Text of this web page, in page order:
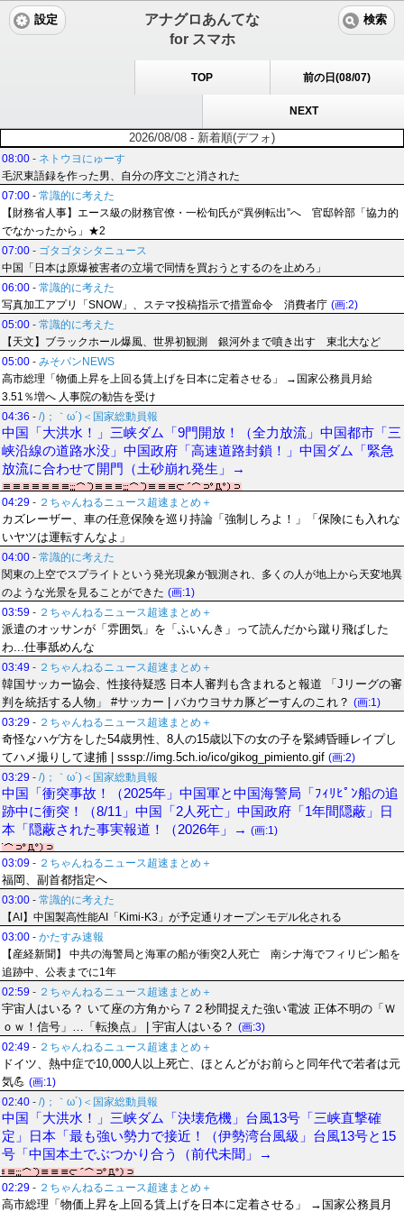
アナグロあんてな
for スマホ
設定 検索
TOP 前の日(08/07)
NEXT
2026/08/08 - 新着順(デフォ)
08:00 - ネトウヨにゅーす
毛沢東語録を作った男、自分の序文ごと消された
07:00 - 常識的に考えた
【財務省人事】エース級の財務官僚・一松旬氏が“異例転出”へ 官邸幹部「協力的
でなかったから」★2
07:00 - ゴタゴタシタニュース
中国「日本は原爆被害者の立場で同情を買おうとするのを止めろ」
06:00 - 常識的に考えた
写真加工アプリ「SNOW」、ステマ投稿指示で措置命令 消費者庁 (画:2)
05:00 - 常識的に考えた
【天文】ブラックホール爆風、世界初観測 銀河外まで噴き出す 東北大など
05:00 - みそパンNEWS
高市総理「物価上昇を上回る賃上げを日本に定着させる」 →国家公務員月給
3.51％増へ 人事院の勧告を受け
04:36 - /)；｀ω´)＜国家総動員報
中国「大洪水！」三峡ダム「9門開放！（全力放流」中国都市「三
峡沿線の道路水没」中国政府「高速道路封鎖！」中国ダム「緊急
放流に合わせて開門（土砂崩れ発生」→
04:29 - ２ちゃんねるニュース超速まとめ＋
カズレーザー、車の任意保険を巡り持論「強制しろよ！」「保険にも入れな
いヤツは運転すんなよ」
04:00 - 常識的に考えた
関東の上空でスプライトという発光現象が観測され、多くの人が地上から天変地異
のような光景を見ることができた (画:1)
03:59 - ２ちゃんねるニュース超速まとめ＋
派遣のオッサンが「雰囲気」を「ふいんき」って読んだから蹴り飛ばした
わ...仕事舐めんな
03:49 - ２ちゃんねるニュース超速まとめ＋
韓国サッカー協会、性接待疑惑 日本人審判も含まれると報道 「Jリーグの審
判を統括する人物」 #サッカー | バカウヨサカ豚どーすんのこれ？ (画:1)
03:29 - ２ちゃんねるニュース超速まとめ＋
奇怪なハゲ方をした54歳男性、8人の15歳以下の女の子を緊縛昏睡レイプし
てハメ撮りして逮捕 | sssp://img.5ch.io/ico/gikog_pimiento.gif (画:2)
03:29 - /)；｀ω´)＜国家総動員報
中国「衝突事故！（2025年」中国軍と中国海警局「ﾌｨﾘﾋﾟﾝ船の追
跡中に衝突！（8/11」中国「2人死亡」中国政府「1年間隠蔽」日
本「隠蔽された事実報道！（2026年」→ (画:1)
03:09 - ２ちゃんねるニュース超速まとめ＋
福岡、副首都指定へ
03:00 - 常識的に考えた
【AI】中国製高性能AI「Kimi-K3」が予定通りオープンモデル化される
03:00 - かたすみ速報
【産経新聞】 中共の海警局と海軍の船が衝突2人死亡 南シナ海でフィリピン船を
追跡中、公表までに1年
02:59 - ２ちゃんねるニュース超速まとめ＋
宇宙人はいる？ いて座の方角から７２秒間捉えた強い電波 正体不明の「Ｗ
ｏｗ！信号」…「転換点」 | 宇宙人はいる？ (画:3)
02:49 - ２ちゃんねるニュース超速まとめ＋
ドイツ、熱中症で10,000人以上死亡、ほとんどがお前らと同年代で若者は元
気💪 (画:1)
02:40 - /)；｀ω´)＜国家総動員報
中国「大洪水！」三峡ダム「決壊危機」台風13号「三峡直撃確
定」日本「最も強い勢力で接近！（伊勢湾台風級」台風13号と15
号「中国本土でぶつかり合う（前代未聞」→
02:29 - ２ちゃんねるニュース超速まとめ＋
高市総理「物価上昇を上回る賃上げを日本に定着させる」 →国家公務員月